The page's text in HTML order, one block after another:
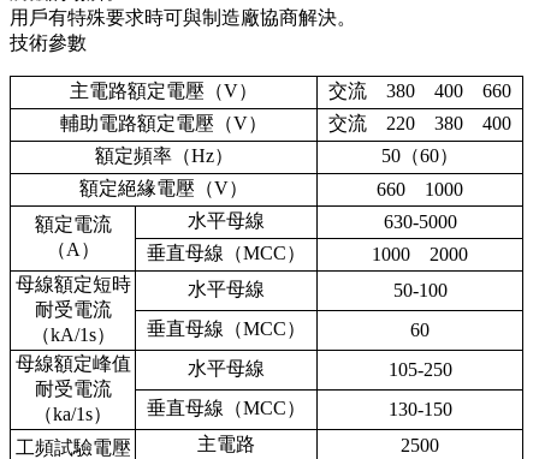
用戶有特殊要求時可與制造廠協商解決。
技術參數
主電路額定電壓（V）
交流 380 400 660
輔助電路額定電壓（V）
交流 220 380 400
額定頻率（Hz）
50（60）
額定絕緣電壓（V）
660 1000
額定電流
（A）
水平母線
630-5000
垂直母線（MCC）
1000 2000
母線額定短時
耐受電流
（kA/1s）
水平母線
50-100
垂直母線（MCC）
60
母線額定峰值
耐受電流
（ka/1s）
水平母線
105-250
垂直母線（MCC）
130-150
工頻試驗電壓
主電路
2500